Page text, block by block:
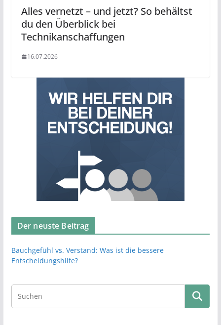
Alles vernetzt – und jetzt? So behältst
du den Überblick bei
Technikanschaffungen
16.07.2026
Der neuste Beitrag
Bauchgefühl vs. Verstand: Was ist die bessere
Entscheidungshilfe?